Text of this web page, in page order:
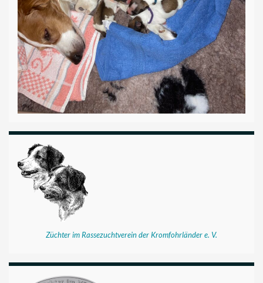
Züchter im Rassezuchtverein der Kromfohrländer e. V.